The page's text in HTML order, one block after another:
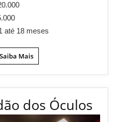
até 18 meses
Saiba Mais
dos Óculos